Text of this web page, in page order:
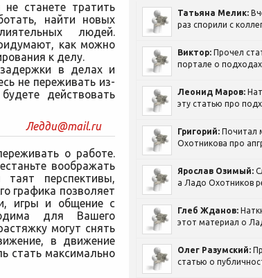
станете тратить
найти новых
людей.
как можно
к делу.
в делах и
не переживать из-
действовать
Ледди@mail.ru
о работе.
воображать
перспективы,
графика позволяет
игры и общение с
для Вашего
могут снять
в движение
стать максимально
Татьяна Мелик:
раз спорили с
Виктор: Прочел
портале о
Леонид Маров:
эту статью про
Григорий: Почитал
Охотникова про
Ярослав Озимый:
а Ладо Охотников
Глеб Жданов:
этот материал о
Олег Разумский:
статью о